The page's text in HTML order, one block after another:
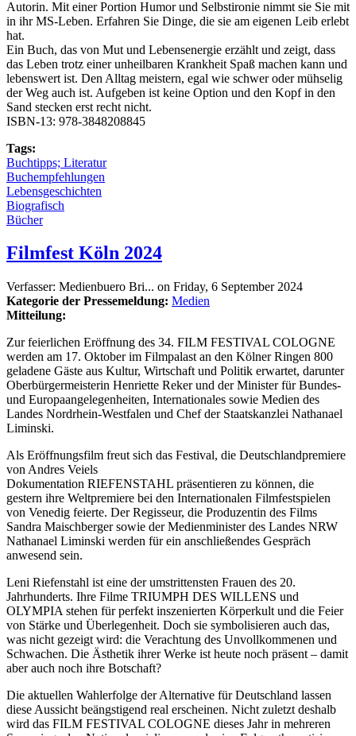
Autorin. Mit einer Portion Humor und Selbstironie nimmt sie Sie mit
in ihr MS-Leben. Erfahren Sie Dinge, die sie am eigenen Leib erlebt
hat.
Ein Buch, das von Mut und Lebensenergie erzählt und zeigt, dass
das Leben trotz einer unheilbaren Krankheit Spaß machen kann und
lebenswert ist. Den Alltag meistern, egal wie schwer oder mühselig
der Weg auch ist. Aufgeben ist keine Option und den Kopf in den
Sand stecken erst recht nicht.
ISBN-13:‎ 978-3848208845
Tags:
Buchtipps; Literatur
Buchempfehlungen
Lebensgeschichten
Biografisch
Bücher
Filmfest Köln 2024
Verfasser: Medienbuero Bri... on Friday, 6 September 2024
Kategorie der Pressemeldung: Medien
Mitteilung:
Zur feierlichen Eröffnung des 34. FILM FESTIVAL COLOGNE
werden am 17. Oktober im Filmpalast an den Kölner Ringen 800
geladene Gäste aus Kultur, Wirtschaft und Politik erwartet, darunter
Oberbürgermeisterin Henriette Reker und der Minister für Bundes-
und Europaangelegenheiten, Internationales sowie Medien des
Landes Nordrhein-Westfalen und Chef der Staatskanzlei Nathanael
Liminski.
Als Eröffnungsfilm freut sich das Festival, die Deutschlandpremiere
von Andres Veiels
Dokumentation RIEFENSTAHL präsentieren zu können, die
gestern ihre Weltpremiere bei den Internationalen Filmfestspielen
von Venedig feierte. Der Regisseur, die Produzentin des Films
Sandra Maischberger sowie der Medienminister des Landes NRW
Nathanael Liminski werden für ein anschließendes Gespräch
anwesend sein.
Leni Riefenstahl ist eine der umstrittensten Frauen des 20.
Jahrhunderts. Ihre Filme TRIUMPH DES WILLENS und
OLYMPIA stehen für perfekt inszenierten Körperkult und die Feier
von Stärke und Überlegenheit. Doch sie symbolisieren auch das,
was nicht gezeigt wird: die Verachtung des Unvollkommenen und
Schwachen. Die Ästhetik ihrer Werke ist heute noch präsent – damit
aber auch noch ihre Botschaft?
Die aktuellen Wahlerfolge der Alternative für Deutschland lassen
diese Aussicht beängstigend real erscheinen. Nicht zuletzt deshalb
wird das FILM FESTIVAL COLOGNE dieses Jahr in mehreren